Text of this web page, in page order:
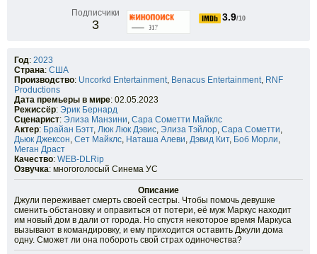
Подписчики
3
3.9/10
Год: 2023
Страна: США
Производство: Uncorkd Entertainment, Benacus Entertainment, RNF
Productions
Дата премьеры в мире: 02.05.2023
Режиссёр: Эрик Бернард
Сценарист: Элиза Манзини, Сара Сометти Майклс
Актер: Брайан Бэтт, Люк Люк Дэвис, Элиза Тэйлор, Сара Сометти,
Дьюк Джексон, Сет Майклс, Наташа Алеви, Дэвид Кит, Боб Морли,
Меган Драст
Качество: WEB-DLRip
Озвучка: многоголосый Синема УС
Описание
Джули переживает смерть своей сестры. Чтобы помочь девушке
сменить обстановку и оправиться от потери, её муж Маркус находит
им новый дом в дали от города. Но спустя некоторое время Маркуса
вызывают в командировку, и ему приходится оставить Джули дома
одну. Сможет ли она побороть свой страх одиночества?